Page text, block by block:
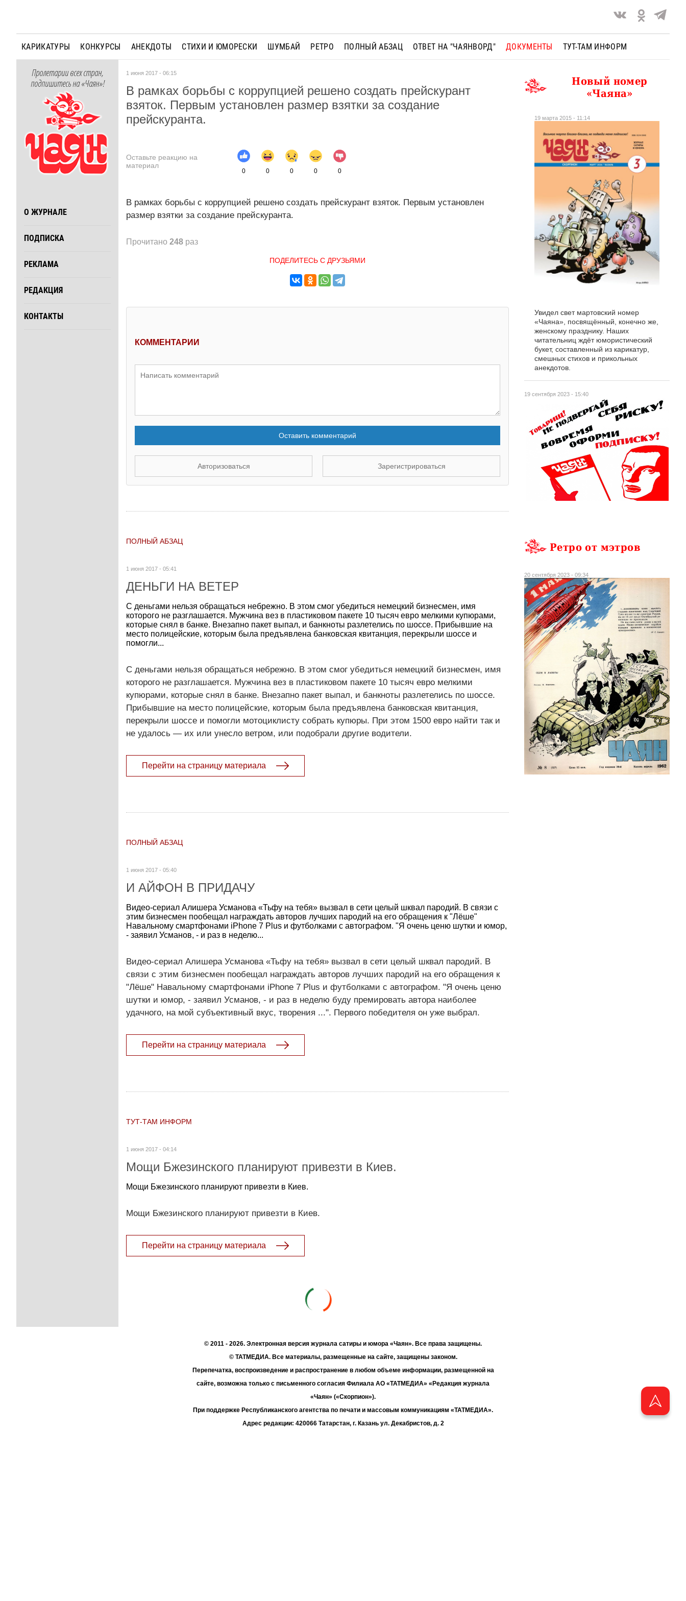
КАРИКАТУРЫ КОНКУРСЫ АНЕКДОТЫ СТИХИ И ЮМОРЕСКИ ШУМБАЙ РЕТРО ПОЛНЫЙ АБЗАЦ ОТВЕТ НА "ЧАЯНВОРД" ДОКУМЕНТЫ ТУТ-ТАМ ИНФОРМ
Пролетарии всех стран,
подпишитесь на «Чаян»!
О ЖУРНАЛЕ
ПОДПИСКА
РЕКЛАМА
РЕДАКЦИЯ
КОНТАКТЫ
1 июня 2017 - 06:15
В рамках борьбы с коррупцией решено создать прейскурант
взяток. Первым установлен размер взятки за создание
прейскуранта.
Оставьте реакцию на
материал
0 0 0 0 0
В рамках борьбы с коррупцией решено создать прейскурант взяток. Первым установлен
размер взятки за создание прейскуранта.
Прочитано 248 раз
ПОДЕЛИТЕСЬ С ДРУЗЬЯМИ
КОММЕНТАРИИ
Оставить комментарий
Авторизоваться Зарегистрироваться
ПОЛНЫЙ АБЗАЦ
1 июня 2017 - 05:41
ДЕНЬГИ НА ВЕТЕР
С деньгами нельзя обращаться небрежно. В этом смог убедиться немецкий бизнесмен, имя
которого не разглашается. Мужчина вез в пластиковом пакете 10 тысяч евро мелкими купюрами,
которые снял в банке. Внезапно пакет выпал, и банкноты разлетелись по шоссе. Прибывшие на
место полицейские, которым была предъявлена банковская квитанция, перекрыли шоссе и
помогли...
С деньгами нельзя обращаться небрежно. В этом смог убедиться немецкий бизнесмен, имя
которого не разглашается. Мужчина вез в пластиковом пакете 10 тысяч евро мелкими
купюрами, которые снял в банке. Внезапно пакет выпал, и банкноты разлетелись по шоссе.
Прибывшие на место полицейские, которым была предъявлена банковская квитанция,
перекрыли шоссе и помогли мотоциклисту собрать купюры. При этом 1500 евро найти так и
не удалось — их или унесло ветром, или подобрали другие водители.
Перейти на страницу материала
ПОЛНЫЙ АБЗАЦ
1 июня 2017 - 05:40
И АЙФОН В ПРИДАЧУ
Видео-сериал Алишера Усманова «Тьфу на тебя» вызвал в сети целый шквал пародий. В связи с
этим бизнесмен пообещал награждать авторов лучших пародий на его обращения к "Лёше"
Навальному смартфонами iPhone 7 Plus и футболками с автографом. "Я очень ценю шутки и юмор,
- заявил Усманов, - и раз в неделю...
Видео-сериал Алишера Усманова «Тьфу на тебя» вызвал в сети целый шквал пародий. В
связи с этим бизнесмен пообещал награждать авторов лучших пародий на его обращения к
"Лёше" Навальному смартфонами iPhone 7 Plus и футболками с автографом. "Я очень ценю
шутки и юмор, - заявил Усманов, - и раз в неделю буду премировать автора наиболее
удачного, на мой субъективный вкус, творения ...". Первого победителя он уже выбрал.
Перейти на страницу материала
ТУТ-ТАМ ИНФОРМ
1 июня 2017 - 04:14
Мощи Бжезинского планируют привезти в Киев.
Мощи Бжезинского планируют привезти в Киев.
Мощи Бжезинского планируют привезти в Киев.
Перейти на страницу материала
19 сентября 2023 - 15:40
Новый номер
«Чаяна»
19 марта 2015 - 11:14
Увидел свет мартовский номер
«Чаяна», посвящённый, конечно же,
женскому празднику. Наших
читательниц ждёт юмористический
букет, составленный из карикатур,
смешных стихов и прикольных
анекдотов.
Ретро от мэтров
20 сентября 2023 - 09:34
© 2011 - 2026. Электронная версия журнала сатиры и юмора «Чаян». Все права защищены.
© ТАТМЕДИА. Все материалы, размещенные на сайте, защищены законом.
Перепечатка, воспроизведение и распространение в любом объеме информации, размещенной на
сайте, возможна только с письменного согласия Филиала АО «ТАТМЕДИА» «Редакция журнала
«Чаян» («Скорпион»).
При поддержке Республиканского агентства по печати и массовым коммуникациям «ТАТМЕДИА».
Адрес редакции: 420066 Татарстан, г. Казань ул. Декабристов, д. 2